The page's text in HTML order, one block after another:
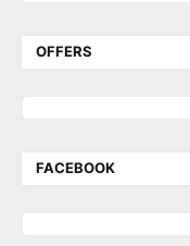
OFFERS
FACEBOOK